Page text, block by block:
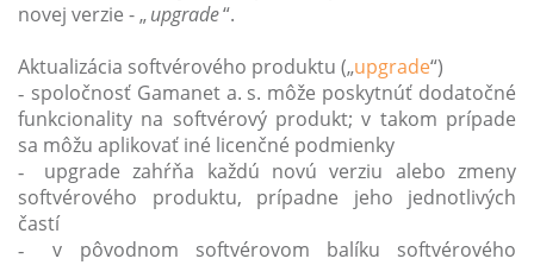
novej verzie - „upgrade“.
Aktualizácia softvérového produktu („upgrade“)
- spoločnosť Gamanet a. s. môže poskytnúť dodatočné
funkcionality na softvérový produkt; v takom prípade
sa môžu aplikovať iné licenčné podmienky
-
upgrade zahŕňa každú novú verziu alebo zmeny
softvérového produktu, prípadne jeho jednotlivých
častí
-
v pôvodnom softvérovom balíku softvérového